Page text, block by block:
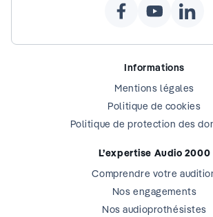
Informations
Mentions légales
Politique de cookies
Politique de protection des
L’expertise Audio 2000
Comprendre votre
Nos engagements
Nos audioprothésistes